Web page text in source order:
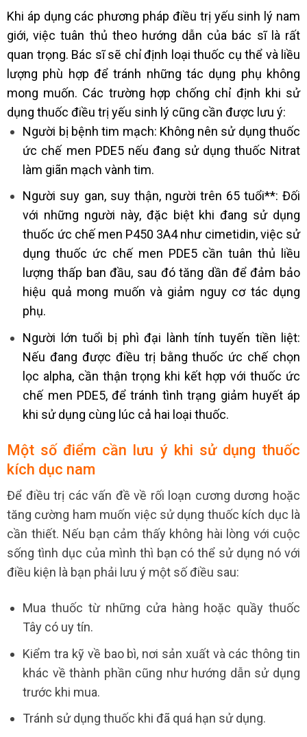
Khi áp dụng các phương pháp điều trị yếu sinh lý nam
giới, việc tuân thủ theo hướng dẫn của bác sĩ là rất
quan trọng. Bác sĩ sẽ chỉ định loại thuốc cụ thể và liều
lượng phù hợp để tránh những tác dụng phụ không
mong muốn. Các trường hợp chống chỉ định khi sử
dụng thuốc điều trị yếu sinh lý cũng cần được lưu ý:
Người bị bệnh tim mạch: Không nên sử dụng thuốc
ức chế men PDE5 nếu đang sử dụng thuốc Nitrat
làm giãn mạch vành tim.
Người suy gan, suy thận, người trên 65 tuổi**: Đối
với những người này, đặc biệt khi đang sử dụng
thuốc ức chế men P450 3A4 như cimetidin, việc sử
dụng thuốc ức chế men PDE5 cần tuân thủ liều
lượng thấp ban đầu, sau đó tăng dần để đảm bảo
hiệu quả mong muốn và giảm nguy cơ tác dụng
phụ.
Người lớn tuổi bị phì đại lành tính tuyến tiền liệt:
Nếu đang được điều trị bằng thuốc ức chế chọn
lọc alpha, cần thận trọng khi kết hợp với thuốc ức
chế men PDE5, để tránh tình trạng giảm huyết áp
khi sử dụng cùng lúc cả hai loại thuốc.
Một số điểm cần lưu ý khi sử dụng thuốc
kích dục nam
Để điều trị các vấn đề về rối loạn cương dương hoặc
tăng cường ham muốn việc sử dụng thuốc kích dục là
cần thiết. Nếu bạn cảm thấy không hài lòng với cuộc
sống tình dục của mình thì bạn có thể sử dụng nó với
điều kiện là bạn phải lưu ý một số điều sau:
Mua thuốc từ những cửa hàng hoặc quầy thuốc
Tây có uy tín.
Kiểm tra kỹ về bao bì, nơi sản xuất và các thông tin
khác về thành phần cũng như hướng dẫn sử dụng
trước khi mua.
Tránh sử dụng thuốc khi đã quá hạn sử dụng.